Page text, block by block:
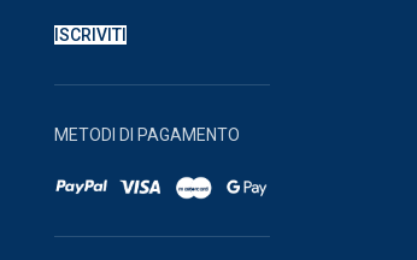
ISCRIVITI
METODI DI PAGAMENTO